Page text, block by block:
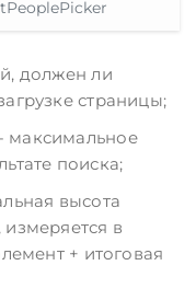
должен ли
страницы;
- максимальное
поиска;
высота
в
+ итоговая